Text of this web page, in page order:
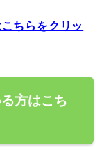
ちらをクリッ
方はこち